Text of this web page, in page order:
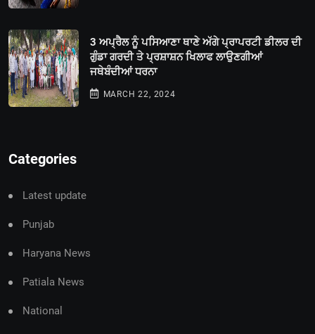
3 ਅਪ੍ਰੈਲ ਨੂੰ ਪਸਿਆਣਾ ਥਾਣੇ ਅੱਗੇ ਪ੍ਰਾਪਰਟੀ ਡੀਲਰ ਦੀ
ਗੁੰਡਾ ਗਰਦੀ ਤੇ ਪ੍ਰਸ਼ਾਸ਼ਨ ਖਿਲਾਫ ਲਾਉਣਗੀਆਂ
ਜਥੇਬੰਦੀਆਂ ਧਰਨਾ
MARCH 22, 2024
Categories
Latest update
Punjab
Haryana News
Patiala News
National